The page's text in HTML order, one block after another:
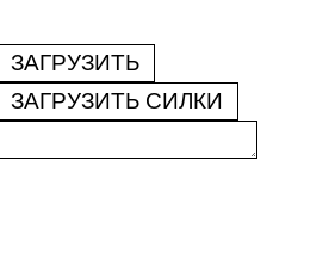
ЗАГРУЗИТЬ
ЗАГРУЗИТЬ СИЛКИ